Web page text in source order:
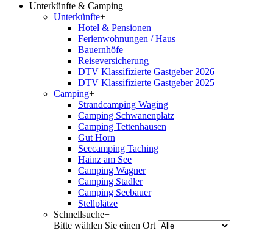
Unterkünfte & Camping
Unterkünfte+
Hotel & Pensionen
Ferienwohnungen / Haus
Bauernhöfe
Reiseversicherung
DTV Klassifizierte Gastgeber 2026
DTV Klassifizierte Gastgeber 2025
Camping+
Strandcamping Waging
Camping Schwanenplatz
Camping Tettenhausen
Gut Horn
Seecamping Taching
Hainz am See
Camping Wagner
Camping Stadler
Camping Seebauer
Stellplätze
Schnellsuche+
Bitte wählen Sie einen Ort